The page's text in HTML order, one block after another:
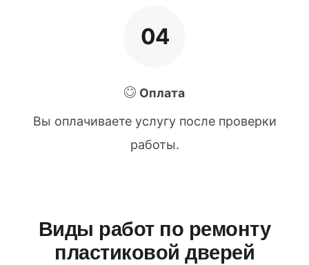
04
Оплата
Вы оплачиваете услугу после проверки
работы.
Виды работ по ремонту
пластиковой дверей